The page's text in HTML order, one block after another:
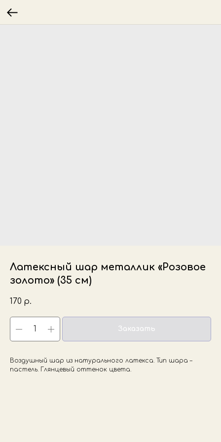
Латексный шар металлик «Розовое
золото» (35 см)
170 р.
Заказать
Воздушный шар из натурального латекса. Тип шара –
пастель. Глянцевый оттенок цвета.